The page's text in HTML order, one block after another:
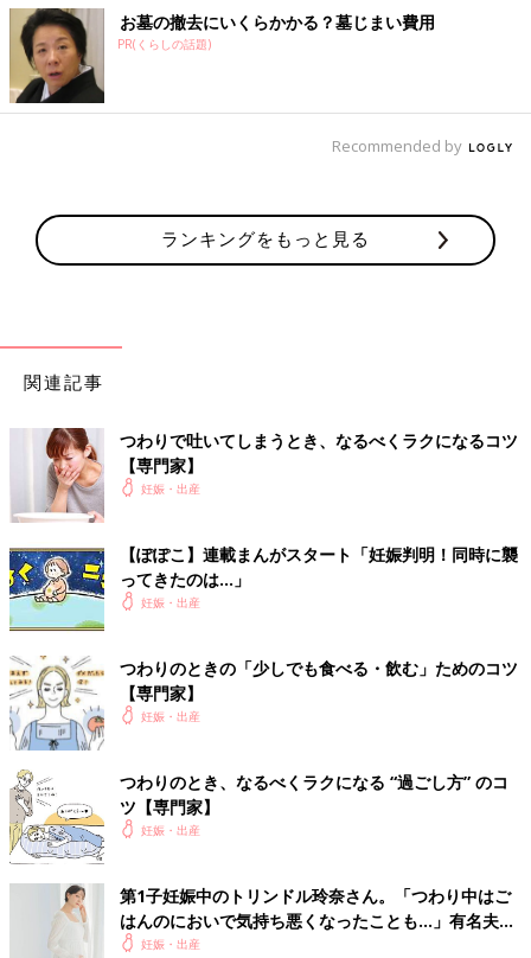
お墓の撤去にいくらかかる？墓じまい費用
PR(くらしの話題)
Recommended by
ランキングをもっと見る
関連記事
つわりで吐いてしまうとき、なるべくラクになるコツ
【専門家】
妊娠・出産
【ぽぽこ】連載まんがスタート「妊娠判明！同時に襲
ってきたのは…」
妊娠・出産
つわりのときの「少しでも食べる・飲む」ためのコツ
【専門家】
妊娠・出産
つわりのとき、なるべくラクになる “過ごし方” のコ
ツ【専門家】
妊娠・出産
第1子妊娠中のトリンドル玲奈さん。「つわり中はご
はんのにおいで気持ち悪くなったことも…」有名夫婦
のYouTubeから学んだ夫がつわり中にしたことと
妊娠・出産